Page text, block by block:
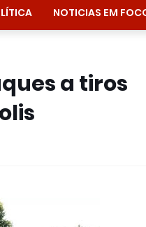
NOTICIAS EM
a tiros